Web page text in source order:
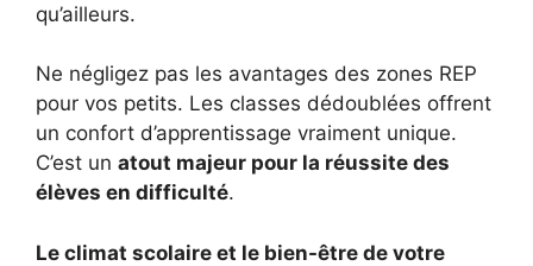
qu’ailleurs.
Ne négligez pas les avantages des zones REP
pour vos petits. Les classes dédoublées offrent
un confort d’apprentissage vraiment unique.
C’est un atout majeur pour la réussite des
élèves en difficulté.
Le climat scolaire et le bien-être de votre